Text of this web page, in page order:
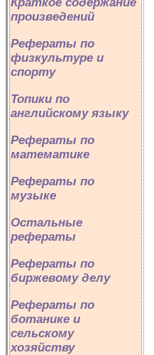
произведений
Рефераты по
физкультуре и
спорту
Топики по
английскому языку
Рефераты по
математике
Рефераты по
музыке
Остальные
рефераты
Рефераты по
биржевому делу
Рефераты по
ботанике и
сельскому
хозяйству